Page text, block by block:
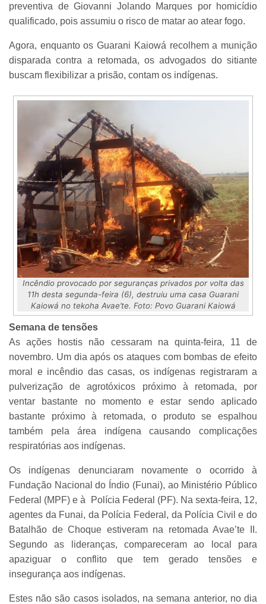
preventiva de Giovanni Jolando Marques por homicídio
qualificado, pois assumiu o risco de matar ao atear fogo.
Agora, enquanto os Guarani Kaiowá recolhem a munição
disparada contra a retomada, os advogados do sitiante
buscam flexibilizar a prisão, contam os indígenas.
Incêndio provocado por seguranças privados por volta das
11h desta segunda-feira (6), destruiu uma casa Guarani
Kaiowá no tekoha Avae’te. Foto: Povo Guarani Kaiowá
Semana de tensões
As ações hostis não cessaram na quinta-feira, 11 de
novembro. Um dia após os ataques com bombas de efeito
moral e incêndio das casas, os indígenas registraram a
pulverização de agrotóxicos próximo à retomada, por
ventar bastante no momento e estar sendo aplicado
bastante próximo à retomada, o produto se espalhou
também pela área indígena causando complicações
respiratórias aos indígenas.
Os indígenas denunciaram novamente o ocorrido à
Fundação Nacional do Índio (Funai), ao Ministério Público
Federal (MPF) e à Polícia Federal (PF). Na sexta-feira, 12,
agentes da Funai, da Polícia Federal, da Polícia Civil e do
Batalhão de Choque estiveram na retomada Avae’te II.
Segundo as lideranças, compareceram ao local para
apaziguar o conflito que tem gerado tensões e
insegurança aos indígenas.
Estes não são casos isolados, na semana anterior, no dia